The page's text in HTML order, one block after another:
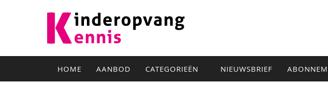
HOME AANBOD CATEGORIEËN NIEUWSBRIEF